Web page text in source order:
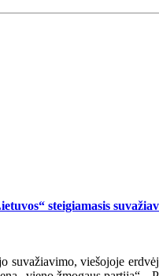
steigiamasis
viešojoje